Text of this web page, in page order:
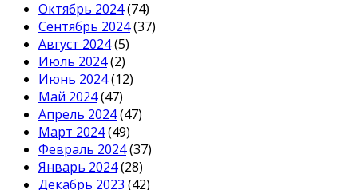
Октябрь 2024(74)
Сентябрь 2024(37)
Август 2024(5)
Июль 2024(2)
Июнь 2024(12)
Май 2024(47)
Апрель 2024(47)
Март 2024(49)
Февраль 2024(37)
Январь 2024(28)
Декабрь 2023 (42)